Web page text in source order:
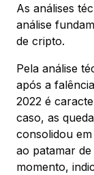
As análises
análise
de cripto.
Pela análise
após a
2022 é
caso, as
consolidou
ao patamar
momento,